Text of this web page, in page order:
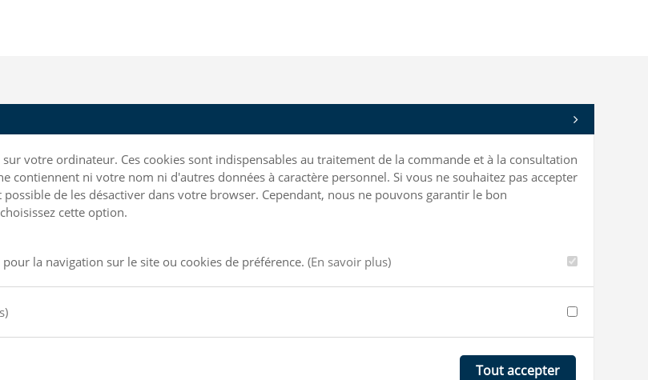
votre ordinateur. Ces cookies sont indispensables au traitement de la commande et à la consultation
contiennent ni votre nom ni d'autres données à caractère personnel. Si vous ne souhaitez pas accepter
de les désactiver dans votre browser. Cependant, nous ne pouvons garantir le bon
cette option.
la navigation sur le site ou cookies de préférence. (En savoir plus)
Tout accepter